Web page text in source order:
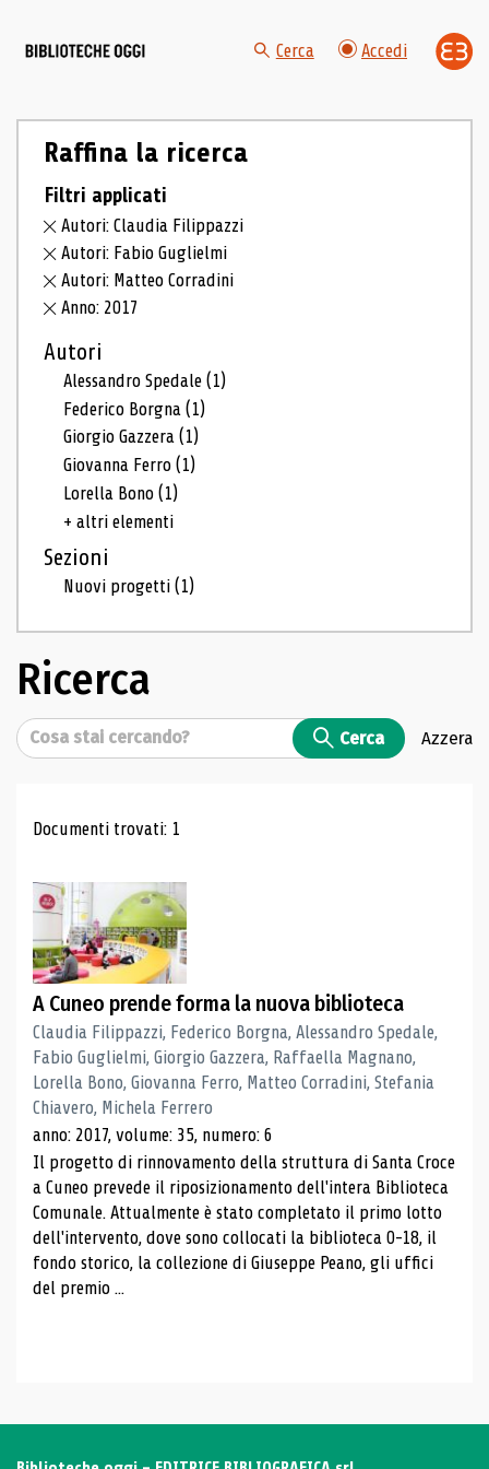
Cerca Accedi
Raffina la ricerca
Filtri applicati
Autori: Claudia Filippazzi
Autori: Fabio Guglielmi
Autori: Matteo Corradini
Anno: 2017
Autori
Alessandro Spedale(1)
Federico Borgna(1)
Giorgio Gazzera(1)
Giovanna Ferro(1)
Lorella Bono(1)
+ altri elementi
Sezioni
Nuovi progetti(1)
Ricerca
Cerca Cerca Azzera
Risultati di ricerca
Documenti trovati: 1
A Cuneo prende forma la nuova biblioteca
Claudia Filippazzi, Federico Borgna, Alessandro Spedale,
Fabio Guglielmi, Giorgio Gazzera, Raffaella Magnano,
Lorella Bono, Giovanna Ferro, Matteo Corradini, Stefania
Chiavero, Michela Ferrero
anno: 2017, volume: 35, numero: 6
Il progetto di rinnovamento della struttura di Santa Croce
a Cuneo prevede il riposizionamento dell'intera Biblioteca
Comunale. Attualmente è stato completato il primo lotto
dell'intervento, dove sono collocati la biblioteca 0-18, il
fondo storico, la collezione di Giuseppe Peano, gli uffici
del premio ...